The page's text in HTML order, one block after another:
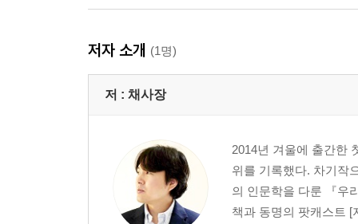
저자 소개 (1명)
저 : 채사장
2014년 겨울에 출간한
위를 기록했다. 차기작
의 인문학을 다룬 『우
책과 동명의 팟캐스트 [